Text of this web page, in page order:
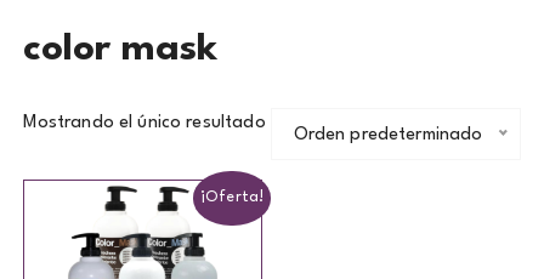
color mask
Mostrando el único resultado
Orden predeterminado
¡Oferta!